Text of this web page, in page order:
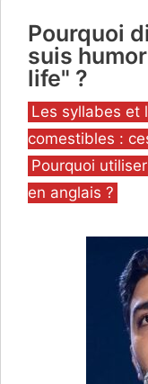
Pourquoi
suis
life" ?
Catégories
Les syllabes et
comestibles :
Pourquoi
en anglais ?